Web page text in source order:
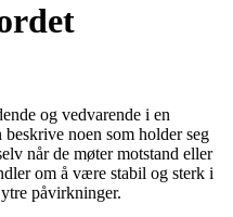
og vedvarende i en
noen som holder seg
når de møter motstand eller
om å være stabil og sterk i
påvirkninger.